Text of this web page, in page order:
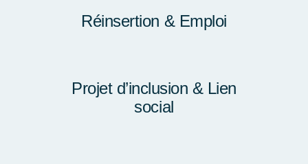
Réinsertion & Emploi
Projet d’inclusion & Lien
social